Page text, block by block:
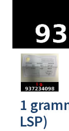
Avers
produit
1
LSP)